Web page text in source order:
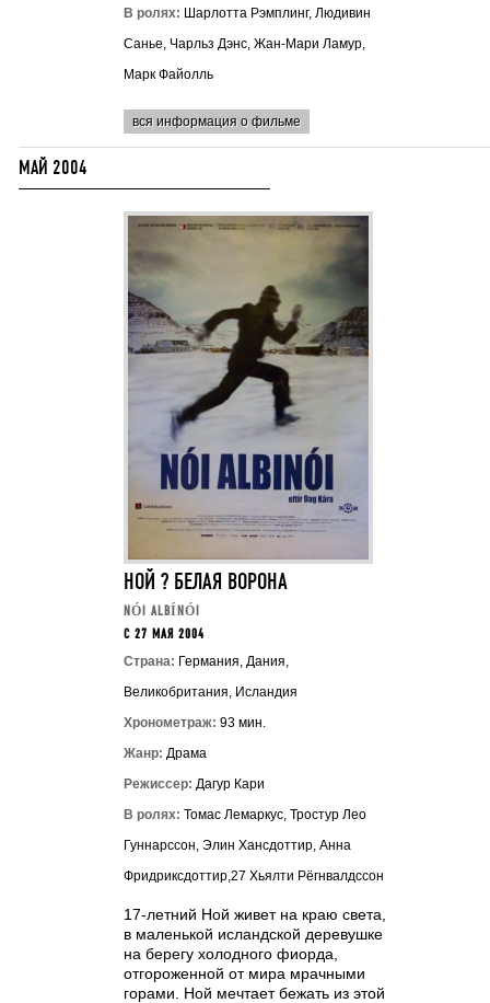
В ролях: Шарлотта Рэмплинг, Людивин
Санье, Чарльз Дэнс, Жан-Мари Ламур,
Марк Файолль
вся информация о фильме
МАЙ 2004
НОЙ ? БЕЛАЯ ВОРОНА
NÓI ALBÍNÓI
C 27 МАЯ 2004
Страна: Германия, Дания,
Великобритания, Исландия
Хронометраж: 93 мин.
Жанр: Драма
Режиссер: Дагур Кари
В ролях: Томас Лемаркус, Тростур Лео
Гуннарссон, Элин Хансдоттир, Анна
Фридриксдоттир,27 Хьялти Рёгнвалдссон
17-летний Ной живет на краю света,
в маленькой исландской деревушке
на берегу холодного фиорда,
отгороженной от мира мрачными
горами. Ной мечтает бежать из этой